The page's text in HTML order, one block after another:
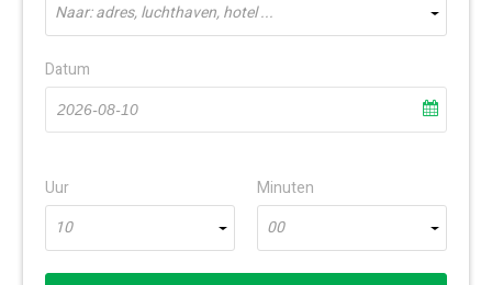
Naar: adres, luchthaven, hotel ...
Datum
Uur
10
Minuten
00